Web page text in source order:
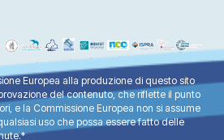
Europea alla produzione di questo sito
del contenuto, che riflette il punto
e la Commissione Europea non si assume
uso che possa essere fatto delle